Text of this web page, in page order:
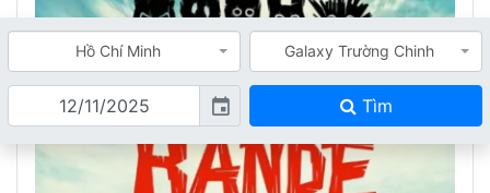
Hồ Chí Minh Galaxy Trường Chinh
event Tìm